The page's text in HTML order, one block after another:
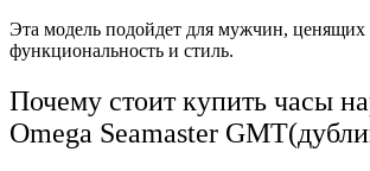
Эта модель подойдет для мужчин, ценящих
функциональность и стиль.
Почему стоит купить часы
Omega Seamaster